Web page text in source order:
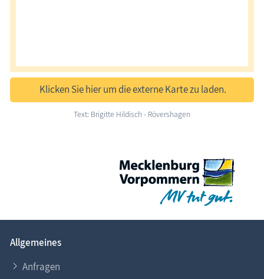
Klicken Sie hier um die externe Karte zu laden.
Text: Brigitte Hildisch - Rövershagen
Allgemeines
Anfragen